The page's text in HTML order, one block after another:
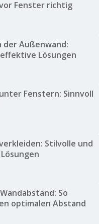
Fenster richtig
der Außenwand:
Lösungen
Fenstern: Sinnvoll
Stilvolle und
So
optimalen Abstand